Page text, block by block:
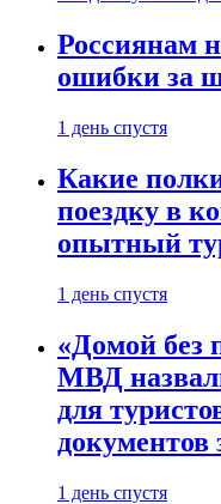
Россиянам
ошибки за
1 день спустя
Какие
поездку в
опытный
1 день спустя
«Домой без
МВД
для
документов
1 день спустя